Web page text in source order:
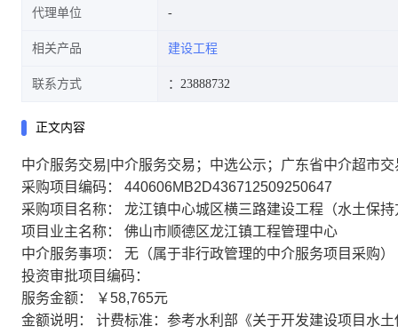
代理单位
相关产品 建设工程
联系方式 ：23888732
正文内容
中介服务交易|中介服务交易；中选公示；广东省中介超市交
采购项目编码： 440606MB2D436712509250647
采购项目名称： 龙江镇中心城区横三路建设工程（水土保
项目业主名称： 佛山市顺德区龙江镇工程管理中心
中介服务事项： 无（属于非行政管理的中介服务项目采购）
投资审批项目编码：
服务金额： ￥58,765元
金额说明： 计费标准：参考水利部《关于开发建设项目水